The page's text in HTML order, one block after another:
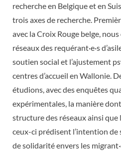
recherche en Belgique et en
trois axes de recherche.
avec la Croix Rouge belge,
réseaux des requérant·e·s
soutien social et l’ajustement
centres d’accueil en Wallonie.
étudions, avec des enquêtes
expérimentales, la manière
structure des réseaux ainsi que
ceux-ci prédisent l’intention de
de solidarité envers les